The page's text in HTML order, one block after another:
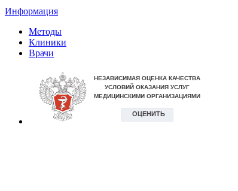
Информация
Методы
Клиники
Врачи